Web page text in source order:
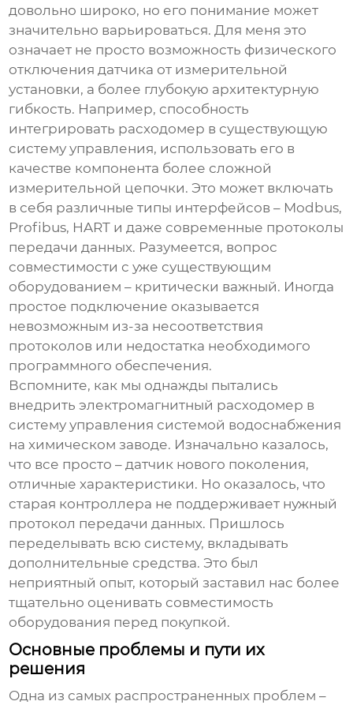
довольно широко, но его понимание может
значительно варьироваться. Для меня это
означает не просто возможность физического
отключения датчика от измерительной
установки, а более глубокую архитектурную
гибкость. Например, способность
интегрировать расходомер в существующую
систему управления, использовать его в
качестве компонента более сложной
измерительной цепочки. Это может включать
в себя различные типы интерфейсов – Modbus,
Profibus, HART и даже современные протоколы
передачи данных. Разумеется, вопрос
совместимости с уже существующим
оборудованием – критически важный. Иногда
простое подключение оказывается
невозможным из-за несоответствия
протоколов или недостатка необходимого
программного обеспечения.
Вспомните, как мы однажды пытались
внедритьэлектромагнитный расходомер в
систему управления системой водоснабжения
на химическом заводе. Изначально казалось,
что все просто – датчик нового поколения,
отличные характеристики. Но оказалось, что
старая контроллера не поддерживает нужный
протокол передачи данных. Пришлось
переделывать всю систему, вкладывать
дополнительные средства. Это был
неприятный опыт, который заставил нас более
тщательно оценивать совместимость
оборудования перед покупкой.
Основные проблемы и пути их
решения
Одна из самых распространенных проблем –